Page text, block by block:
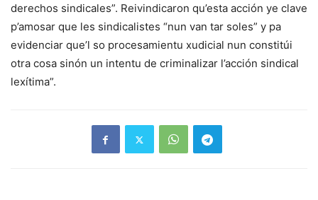
derechos sindicales”. Reivindicaron qu’esta acción ye clave
p’amosar que les sindicalistes “nun van tar soles” y pa
evidenciar que’l so procesamientu xudicial nun constitúi
otra cosa sinón un intentu de criminalizar l’acción sindical
lexítima”.